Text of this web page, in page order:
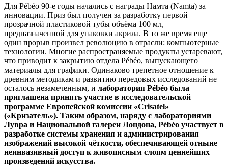
Для Pébéo 90-е годы начались с награды Намта (Namta) за
инновации. Приз был получен за разработку первой
прозрачной пластиковой тубы объёма 100 мл,
предназначенной для упаковки акрила. В то же время еще
один прорыв произвел революцию в отрасли: компьютерные
технологии. Многие распространяемые продукты устаревают,
что приводит к закрытию отдела Pébéo, выпускающего
материалы для графики. Одинаково трепетное отношение к
древним методикам и развитию передовых исследований не
осталось незамеченным, и лаборатория Pébéo была
приглашена принять участие в исследовательской
программе Европейской комиссии «Crisatel»
(«Кризатель»). Таким образом, наряду с лабораториями
Лувра и Национальной галереи Лондона, Pébéo участвует в
разработке системы хранения и администрирования
изображений высокой чёткости, обеспечивающей отныне
неинвазивный доступ к живописным слоям ценнейших
произведений искусства.